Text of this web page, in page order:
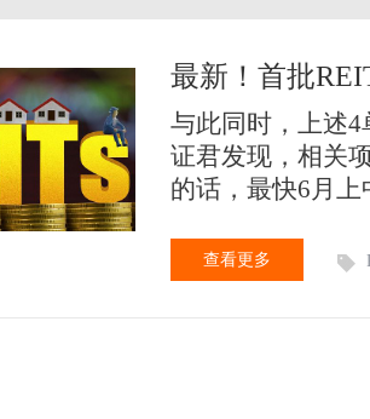
最新！首批
亿投资新品即
与此同时，上述
证君发现，相关
的话，最快6月
上交所首批两单
长江经济带区域
查看更多